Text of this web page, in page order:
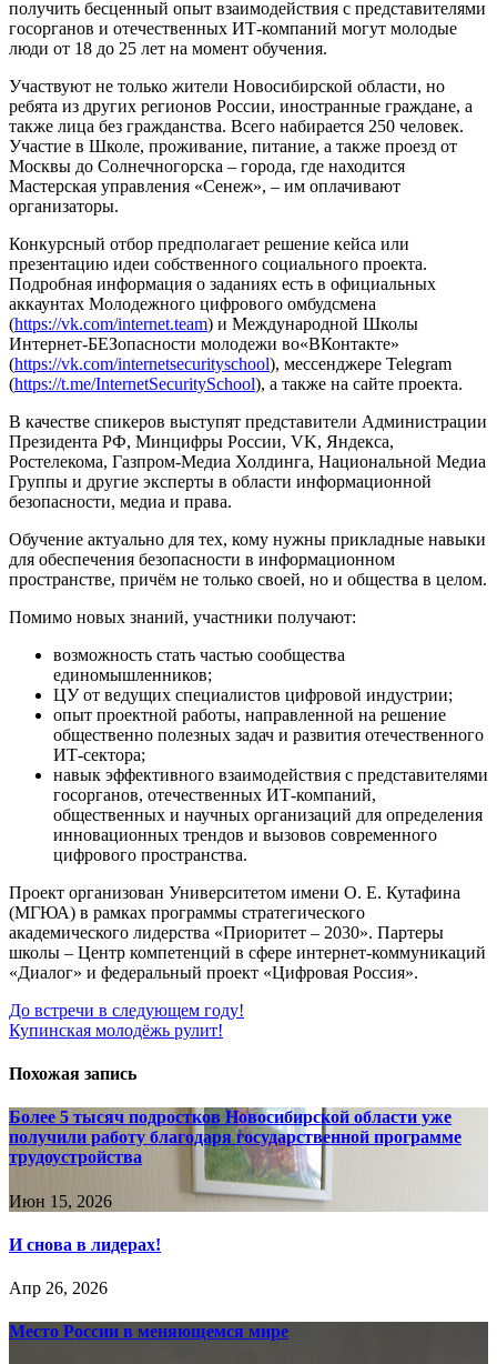
получить бесценный опыт взаимодействия с представителями
госорганов и отечественных ИТ-компаний могут молодые
люди от 18 до 25 лет на момент обучения.
Участвуют не только жители Новосибирской области, но
ребята из других регионов России, иностранные граждане, а
также лица без гражданства. Всего набирается 250 человек.
Участие в Школе, проживание, питание, а также проезд от
Москвы до Солнечногорска – города, где находится
Мастерская управления «Сенеж», – им оплачивают
организаторы.
Конкурсный отбор предполагает решение кейса или
презентацию идеи собственного социального проекта.
Подробная информация о заданиях есть в официальных
аккаунтах Молодежного цифрового омбудсмена
(https://vk.com/internet.team) и Международной Школы
Интернет-БЕЗопасности молодежи во«ВКонтакте»
(https://vk.com/internetsecurityschool), мессенджере Telegram
(https://t.me/InternetSecuritySchool), а также на сайте проекта.
В качестве спикеров выступят представители Администрации
Президента РФ, Минцифры России, VK, Яндекса,
Ростелекома, Газпром-Медиа Холдинга, Национальной Медиа
Группы и другие эксперты в области информационной
безопасности, медиа и права.
Обучение актуально для тех, кому нужны прикладные навыки
для обеспечения безопасности в информационном
пространстве, причём не только своей, но и общества в целом.
Помимо новых знаний, участники получают:
возможность стать частью сообщества
единомышленников;
ЦУ от ведущих специалистов цифровой индустрии;
опыт проектной работы, направленной на решение
общественно полезных задач и развития отечественного
ИТ-сектора;
навык эффективного взаимодействия с представителями
госорганов, отечественных ИТ-компаний,
общественных и научных организаций для определения
инновационных трендов и вызовов современного
цифрового пространства.
Проект организован Университетом имени О. Е. Кутафина
(МГЮА) в рамках программы стратегического
академического лидерства «Приоритет – 2030». Партеры
школы – Центр компетенций в сфере интернет-коммуникаций
«Диалог» и федеральный проект «Цифровая Россия».
Навигация
по
записям
До встречи в следующем году!
Купинская молодёжь рулит!
Похожая запись
Более 5 тысяч подростков Новосибирской области уже
получили работу благодаря государственной программе
трудоустройства
Июн 15, 2026
И снова в лидерах!
Апр 26, 2026
Место России в меняющемся мире